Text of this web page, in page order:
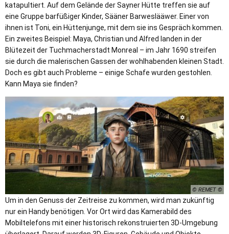
katapultiert. Auf dem Gelände der Sayner Hütte treffen sie auf
eine Gruppe barfüßiger Kinder, Sääner Barweslääwer. Einer von
ihnen ist Toni, ein Hüttenjunge, mit dem sie ins Gespräch kommen.
Ein zweites Beispiel: Maya, Christian und Alfred landen in der
Blütezeit der Tuchmacherstadt Monreal – im Jahr 1690 streifen
sie durch die malerischen Gassen der wohlhabenden kleinen Stadt.
Doch es gibt auch Probleme – einige Schafe wurden gestohlen.
Kann Maya sie finden?
© REMET
Um in den Genuss der Zeitreise zu kommen, wird man zukünftig
nur ein Handy benötigen. Vor Ort wird das Kamerabild des
Mobiltelefons mit einer historisch rekonstruierten 3D-Umgebung